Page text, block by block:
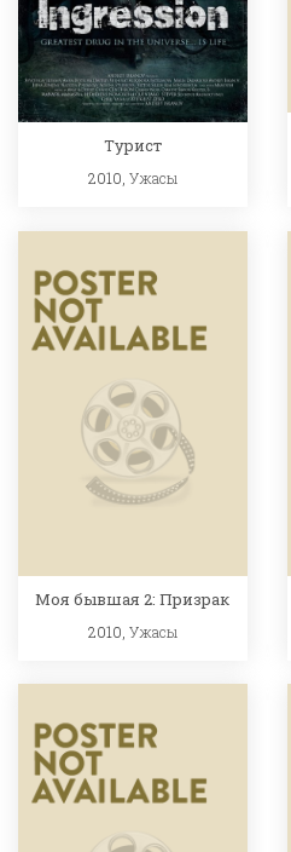
Турист
2010, Ужасы
Моя бывшая 2: Призрак
2010, Ужасы